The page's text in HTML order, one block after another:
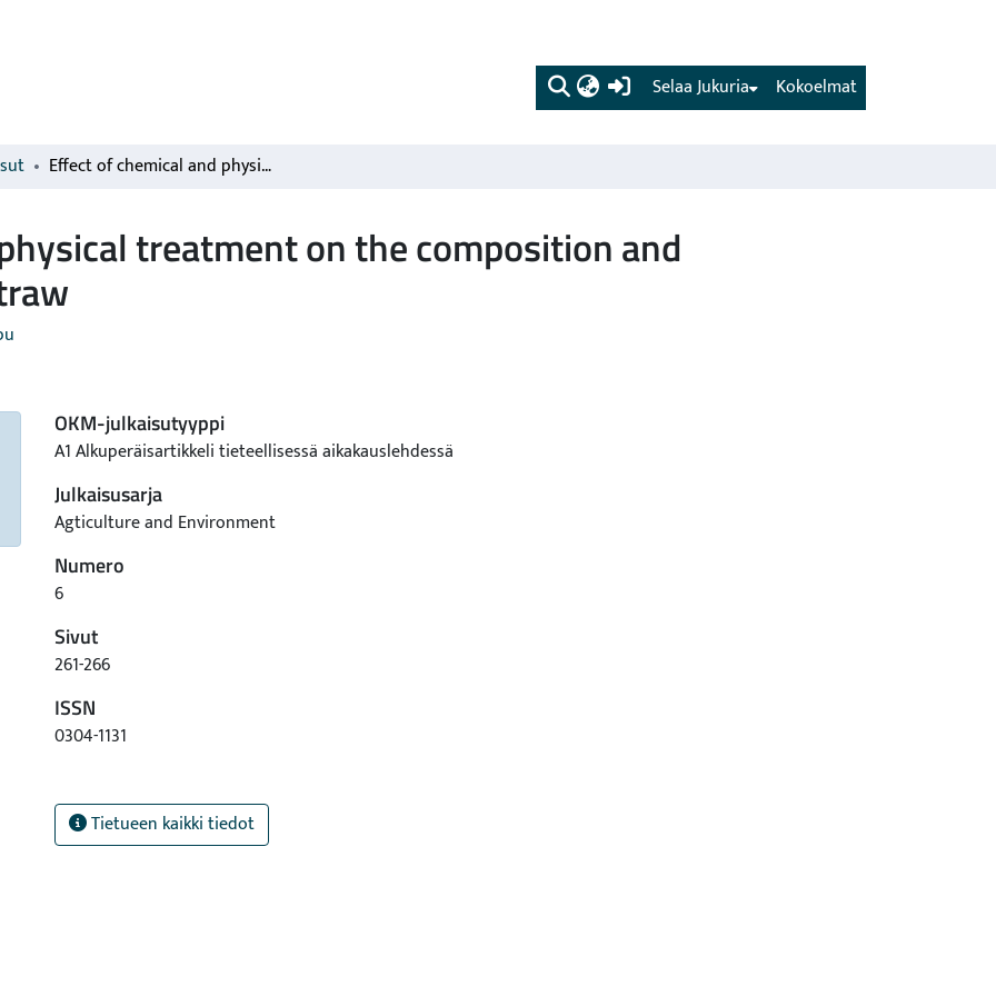
(current) Kokoelmat
Selaa Jukuria
Effect of chemical and physical treatment on the composition and digestibility of barley straw
treatment on the composition and
OKM-julkaisutyyppi
A1 Alkuperäisartikkeli tieteellisessä aikakauslehdessä
Julkaisusarja
Agticulture and Environment
Numero
6
Sivut
261-266
ISSN
0304-1131
Tietueen kaikki tiedot